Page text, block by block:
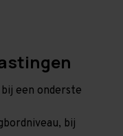
een onderste
bij